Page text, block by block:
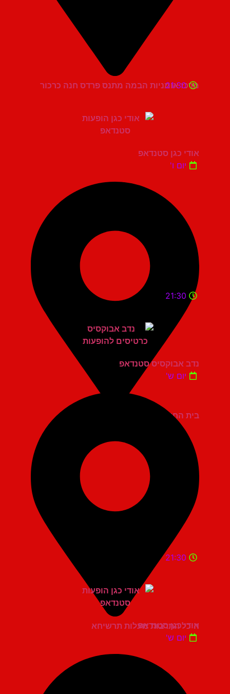
מרכז אומניות הבמה מתנס פרדס חנה כרכור
21:30
אודי כגן סטנדאפ
יום ו'
בית החייל תל אביב
21:30
נדב אבוקסיס סטנדאפ
יום ש'
היכל התרבות מעלות תרשיחא
21:30
אודי כגן סטנדאפ
יום ש'